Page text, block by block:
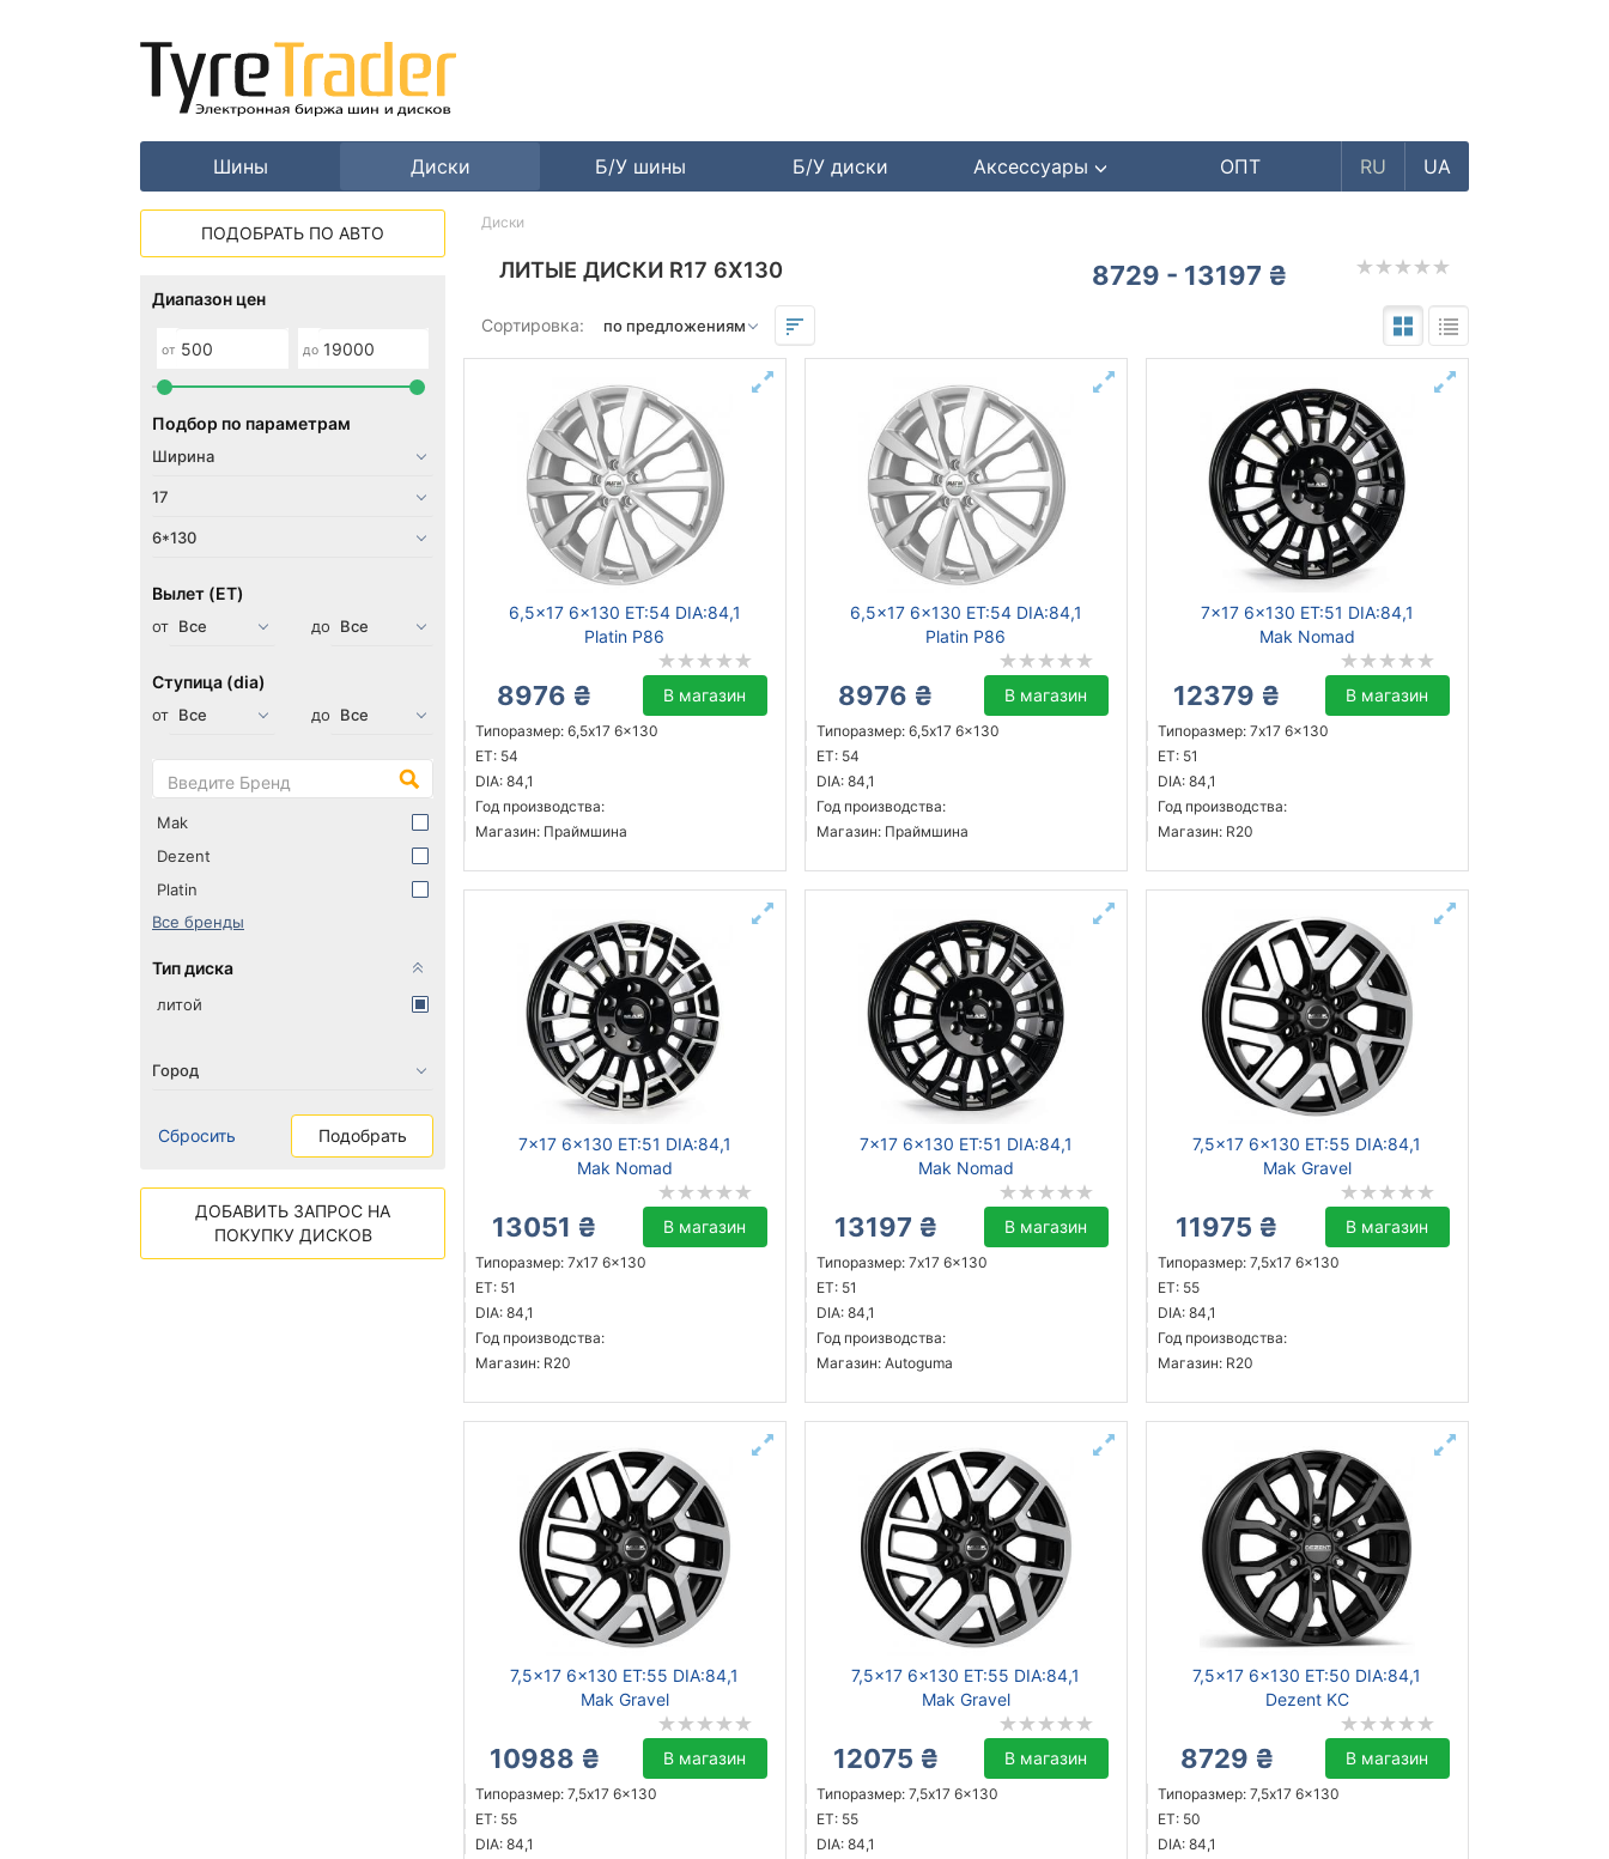
Шины Диски Б/У шины Б/У диски Аксессуары ОПТ RU UA
ЛИТЫЕ ДИСКИ R17 6X130 8729 - 13197 ₴
Сортировка:
6,5x17 6x130 ET:54 DIA:84,1
Platin P86
8976 ₴ В магазин
Типоразмер: 6,5x17 6x130
ET: 54
DIA: 84,1
Год производства:
Магазин: Праймшина
6,5x17 6x130 ET:54 DIA:84,1
Platin P86
8976 ₴ В магазин
Типоразмер: 6,5x17 6x130
ET: 54
DIA: 84,1
Год производства:
Магазин: Праймшина
7x17 6x130 ET:51 DIA:84,1
Mak Nomad
12379 ₴ В магазин
Типоразмер: 7x17 6x130
ET: 51
DIA: 84,1
Год производства:
Магазин: R20
7x17 6x130 ET:51 DIA:84,1
Mak Nomad
13051 ₴ В магазин
Типоразмер: 7x17 6x130
ET: 51
DIA: 84,1
Год производства:
Магазин: R20
7x17 6x130 ET:51 DIA:84,1
Mak Nomad
13197 ₴ В магазин
Типоразмер: 7x17 6x130
ET: 51
DIA: 84,1
Год производства:
Магазин: Autoguma
7,5x17 6x130 ET:55 DIA:84,1
Mak Gravel
11975 ₴ В магазин
Типоразмер: 7,5x17 6x130
ET: 55
DIA: 84,1
Год производства:
Магазин: R20
7,5x17 6x130 ET:55 DIA:84,1
Mak Gravel
10988 ₴ В магазин
Типоразмер: 7,5x17 6x130
ET: 55
DIA: 84,1
7,5x17 6x130 ET:55 DIA:84,1
Mak Gravel
12075 ₴ В магазин
Типоразмер: 7,5x17 6x130
ET: 55
DIA: 84,1
7,5x17 6x130 ET:50 DIA:84,1
Dezent KC
8729 ₴ В магазин
Типоразмер: 7,5x17 6x130
ET: 50
DIA: 84,1
Диски
ПОДОБРАТЬ ПО АВТО
Диапазон цен
от до
Подбор по параметрам
Вылет (ET)
от до
Ступица (dia)
от до
Mak
Dezent
Platin
Все бренды
Тип диска
литой
Сбросить Подобрать
ДОБАВИТЬ ЗАПРОС НА
ПОКУПКУ ДИСКОВ